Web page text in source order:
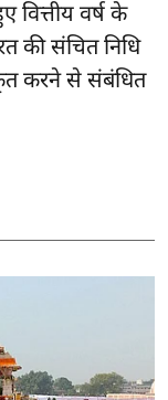
वित्तीय वर्ष के
की संचित निधि
करने से संबंधित